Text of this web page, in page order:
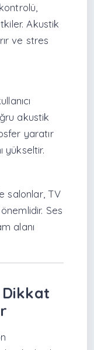
Akustik
ve stres
akustik
yaratır
yükseltir.
salonlar, TV
Ses
alanı
Dikkat